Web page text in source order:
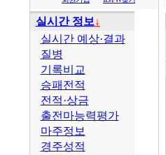
실시간 정보↓
실시간 예상·결과
질병
기록비교
승패전적
전적·상금
출전마능력평가
마주정보
경주성적